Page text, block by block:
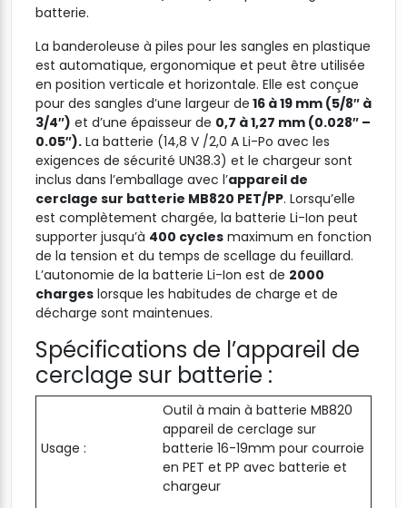
batterie.
La banderoleuse à piles pour les sangles en plastique
est automatique, ergonomique et peut être utilisée
en position verticale et horizontale. Elle est conçue
pour des sangles d’une largeur de 16 à 19 mm (5/8″ à
3/4″) et d’une épaisseur de 0,7 à 1,27 mm (0.028″ –
0.05″). La batterie (14,8 V /2,0 A Li-Po avec les
exigences de sécurité UN38.3) et le chargeur sont
inclus dans l’emballage avec l’appareil de
cerclage sur batterie MB820 PET/PP. Lorsqu’elle
est complètement chargée, la batterie Li-Ion peut
supporter jusqu’à 400 cycles maximum en fonction
de la tension et du temps de scellage du feuillard.
L’autonomie de la batterie Li-Ion est de 2000
charges lorsque les habitudes de charge et de
décharge sont maintenues.
Spécifications de l’appareil de
cerclage sur batterie :
Usage :
Outil à main à batterie MB820
appareil de cerclage sur
batterie 16-19mm pour courroie
en PET et PP avec batterie et
chargeur